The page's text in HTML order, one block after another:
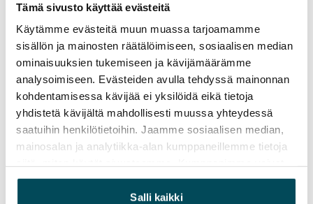
Tämä sivusto käyttää evästeitä
Käytämme evästeitä muun muassa tarjoamamme
sisällön ja mainosten räätälöimiseen, sosiaalisen median
ominaisuuksien tukemiseen ja kävijämäärämme
analysoimiseen. Evästeiden avulla tehdyssä mainonnan
kohdentamisessa kävijää ei yksilöidä eikä tietoja
yhdistetä kävijältä mahdollisesti muussa yhteydessä
saatuihin henkilötietoihin. Jaamme sosiaalisen median,
mainosalan ja analytiikka-alan kumppaneillemme tietoja
yhdistää näitä tietoja muihin tietoihin, joita olet antanut
heille tai joita on kerätty, kun olet käyttänyt heidän
Salli kaikki